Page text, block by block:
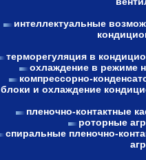
интеллектуальные
терморегуляция в
охлаждение в режиме
компрессорно-
блоки и охлаждение
пленочно-контактные
роторные
спиральные пленочно-